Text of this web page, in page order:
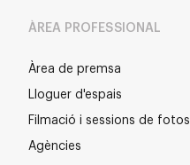
ÀREA PROFESSIONAL
Àrea de premsa
Lloguer d'espais
Filmació i sessions de fotos
Agències